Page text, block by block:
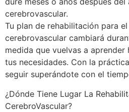
cerebrovascular.
Tu plan de rehabilitación para
cerebrovascular cambiará
medida que vuelvas a
tus necesidades. Con la
seguir superándote con el
¿Dónde Tiene Lugar La
CerebroVascular?